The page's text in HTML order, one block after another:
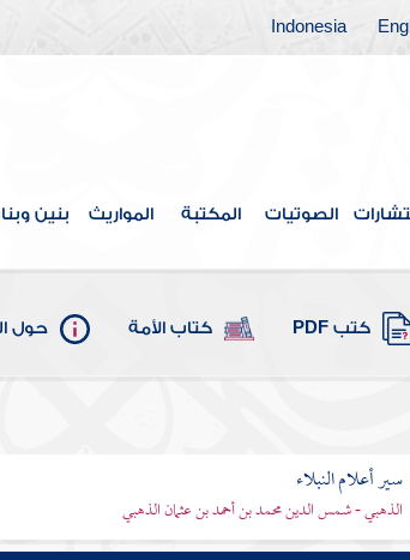
Indonesia
الصوتيات المكتبة المواريث بنين
كتب PDF كتاب الأمة حول
سير أعلام النبلاء
الذهبي - شمس الدين محمد بن أحمد بن عثمان الذهبي